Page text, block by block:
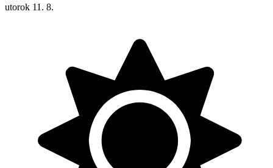
utorok 11. 8.